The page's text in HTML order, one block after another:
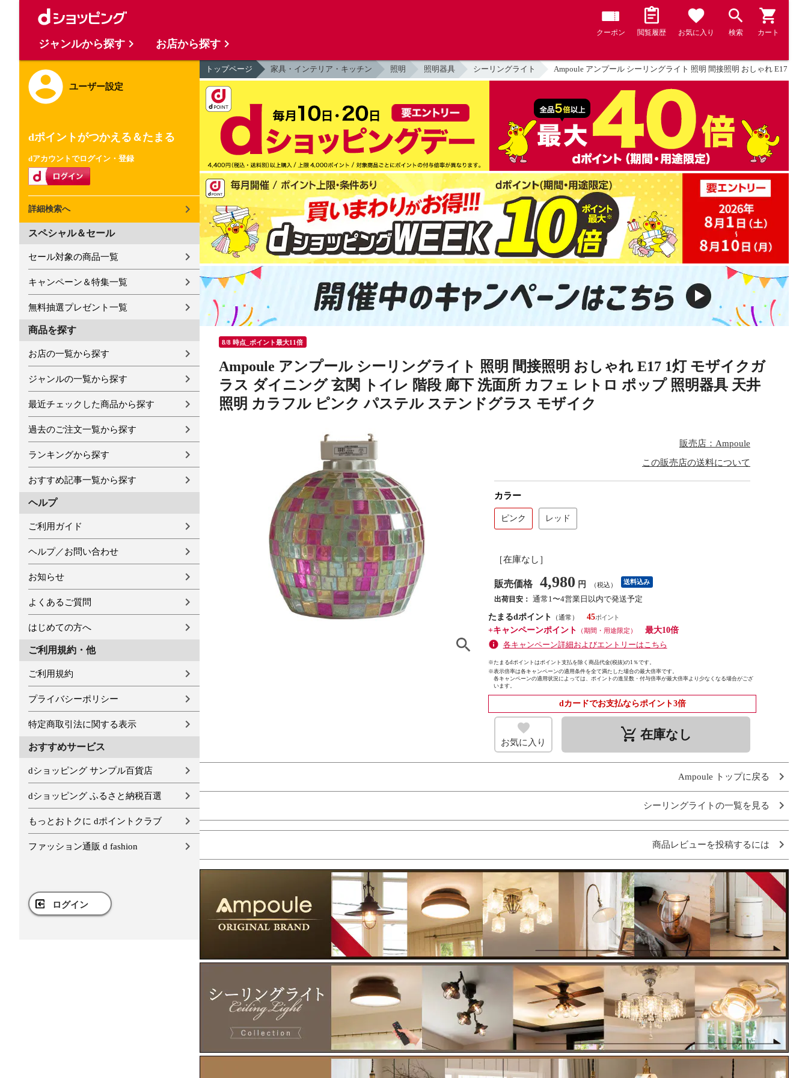
クーポン 閲覧履歴 お気に入り 検索 カート
ユーザー設定
dポイントがつかえる＆たまる
dアカウントでログイン・登録
詳細検索へ
スペシャル＆セール
セール対象の商品一覧
キャンペーン＆特集一覧
無料抽選プレゼント一覧
商品を探す
お店の一覧から探す
ジャンルの一覧から探す
最近チェックした商品から探す
過去のご注文一覧から探す
ランキングから探す
おすすめ記事一覧から探す
ヘルプ
ご利用ガイド
ヘルプ／お問い合わせ
お知らせ
よくあるご質問
はじめての方へ
ご利用規約・他
ご利用規約
プライバシーポリシー
特定商取引法に関する表示
おすすめサービス
dショッピング サンプル百貨店
dショッピング ふるさと納税百選
もっとおトクに dポイントクラブ
ファッション通販 d fashion
ログイン
トップページ 家具・インテリア・キッチン 照明 照明器具 シーリングライト Ampoule アンプール シーリングライト 照明 間接照明 おしゃれ E17 1
8/8 時点_ポイント最大11倍
Ampoule アンプール シーリングライト 照明 間接照明 おしゃれ E17 1灯 モザイクガ
ラス ダイニング 玄関 トイレ 階段 廊下 洗面所 カフェ レトロ ポップ 照明器具 天井
照明 カラフル ピンク パステル ステンドグラス モザイク
販売店：Ampoule
この販売店の送料について
カラー
ピンク レッド
［在庫なし］
販売価格 4,980 円 （税込） 送料込み
出荷目安： 通常1〜4営業日以内で発送予定
たまるdポイント
（通常）
45
+キャンペーンポイント
（期間・用途限定）
最大10倍
各キャンペーン詳細およびエントリーはこちら
※たまるdポイントはポイント支払を除く商品代金(税抜)の1％です。
※表示倍率は各キャンペーンの適用条件を全て満たした場合の最大倍率です。
各キャンペーンの適用状況によっては、ポイントの進呈数・付与倍率が最大倍率より少なくなる場合がござ
います。
dカードでお支払ならポイント3倍
お気に入り remove_shopping_cart 在庫なし
Ampoule トップに戻る
シーリングライトの一覧を見る
商品レビューを投稿するには
ジャンルから探す お店から探す